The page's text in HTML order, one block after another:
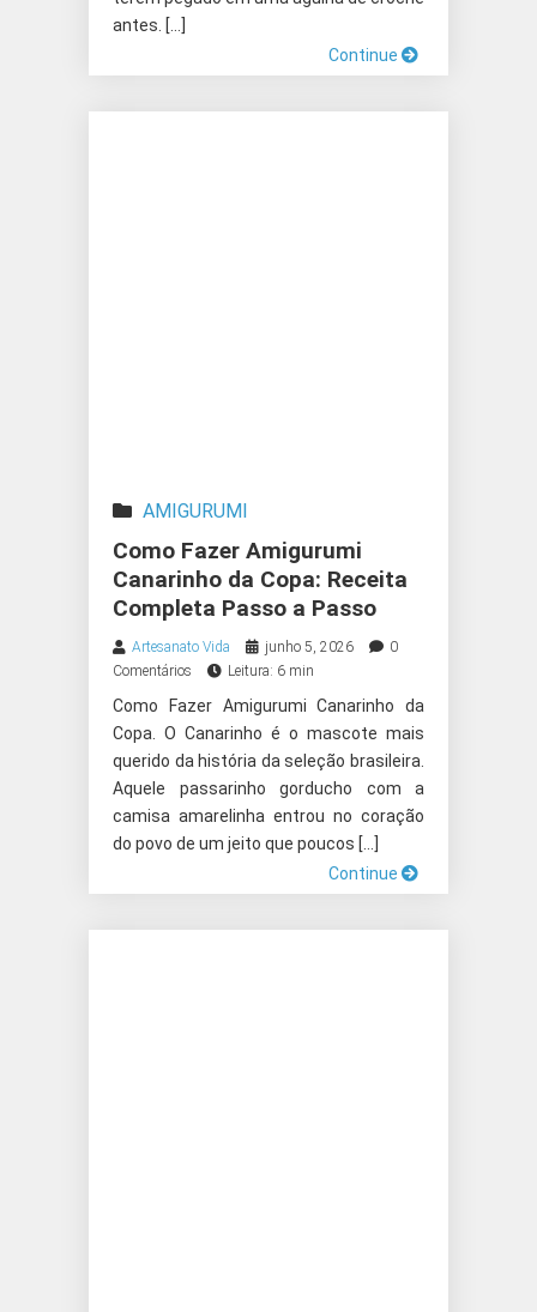
antes. […]
Continue
AMIGURUMI
Como Fazer Amigurumi
Canarinho da Copa: Receita
Completa Passo a Passo
Artesanato Vida junho 5, 2026
0
Comentários
Leitura: 6 min
Como Fazer Amigurumi Canarinho da
Copa. O Canarinho é o mascote mais
querido da história da seleção brasileira.
Aquele passarinho gorducho com a
camisa amarelinha entrou no coração
do povo de um jeito que poucos […]
Continue